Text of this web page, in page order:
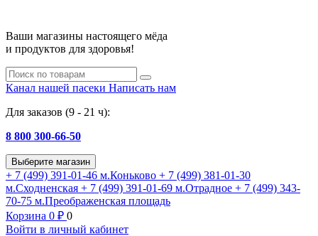
Ваши магазины настоящего мёда
и продуктов для здоровья!
Канал нашей пасеки Написать нам
Для заказов (9 - 21 ч):
8 800 300-66-50
Выберите магазин
+ 7 (499) 391-01-46 м.Коньково + 7 (499) 381-01-30
м.Сходненская + 7 (499) 391-01-69 м.Отрадное + 7 (499) 343-
70-75 м.Преображенская площадь
Корзина 0 ₽ 0
Войти в личный кабинет